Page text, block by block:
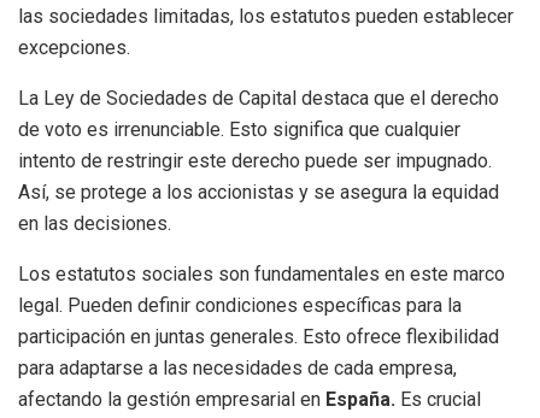
las sociedades limitadas, los estatutos pueden establecer
excepciones.
La Ley de Sociedades de Capital destaca que el derecho
de voto es irrenunciable. Esto significa que cualquier
intento de restringir este derecho puede ser impugnado.
Así, se protege a los accionistas y se asegura la equidad
en las decisiones.
Los estatutos sociales son fundamentales en este marco
legal. Pueden definir condiciones específicas para la
participación en juntas generales. Esto ofrece flexibilidad
para adaptarse a las necesidades de cada empresa,
afectando la gestión empresarial en España. Es crucial